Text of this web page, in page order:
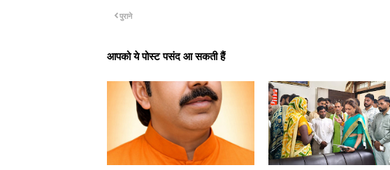
पुराने
आपको ये पोस्ट पसंद आ सकती हैं